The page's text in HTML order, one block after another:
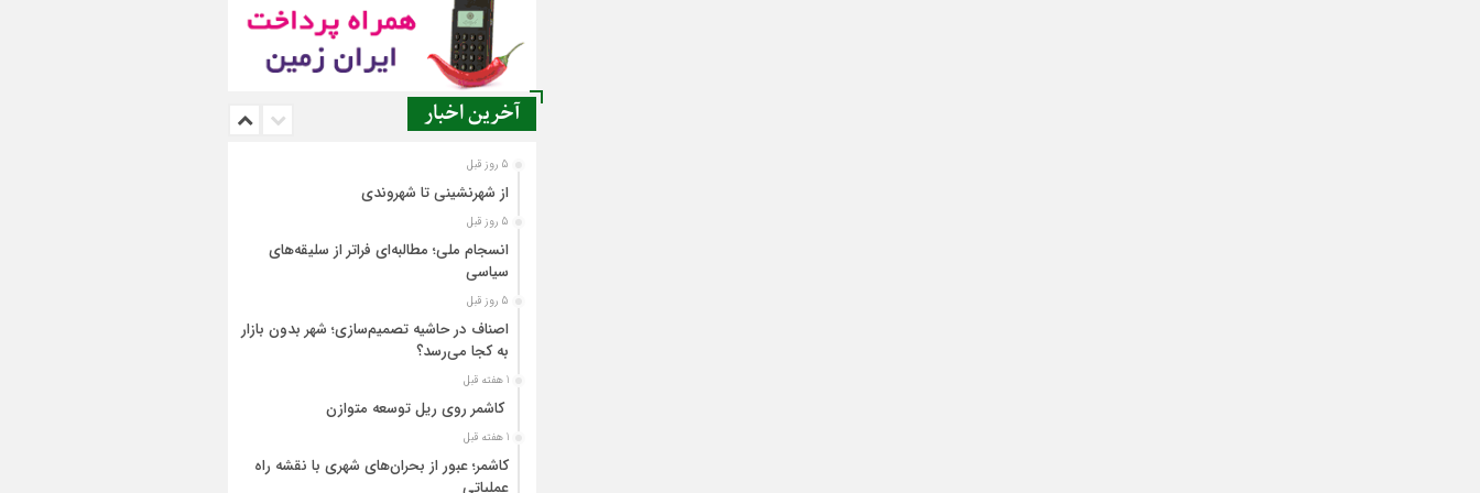
آخرین اخبار
5 روز قبل
از شهرنشینی تا شهروندی
5 روز قبل
انسجام ملی؛ مطالبه‌ای فراتر از سلیقه‌های
سیاسی
5 روز قبل
اصناف در حاشیه تصمیم‌سازی؛ شهر بدون بازار
به کجا می‌رسد؟
1 هفته قبل
کاشمر روی ریل توسعه متوازن
1 هفته قبل
کاشمر؛ عبور از بحران‌های شهری با نقشه راه
عملیاتی